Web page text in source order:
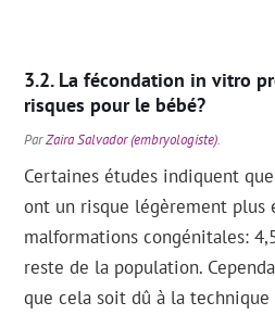
La fécondation in vitro
risques pour le bébé?
ParZaira Salvador (embryologiste).
Certaines études indiquent
ont un risque légèrement plus
malformations congénitales:
reste de la population.
que cela soit dû à la